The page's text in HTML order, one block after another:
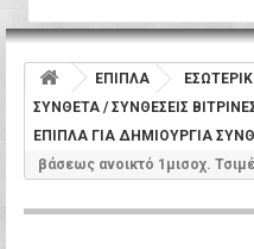
ΕΠΙΠΛΑ
ΣΥΝΘΕΤΑ / ΣΥΝΘΕΣΕΙΣ
ΕΠΙΠΛΑ ΓΙΑ ΔΗΜΙΟΥΡΓΙΑ
βάσεως ανοικτό 1μισοχ.